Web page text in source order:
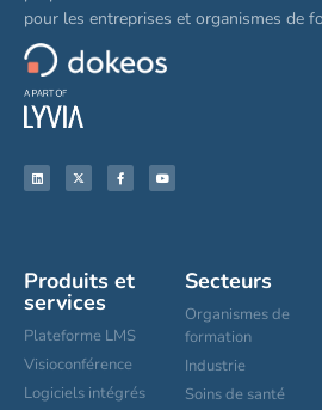
pour les entreprises et organismes de
Produits et
services
Plateforme LMS
Visioconférence
Logiciels intégrés
Secteurs
Organismes de
formation
Industrie
Soins de santé